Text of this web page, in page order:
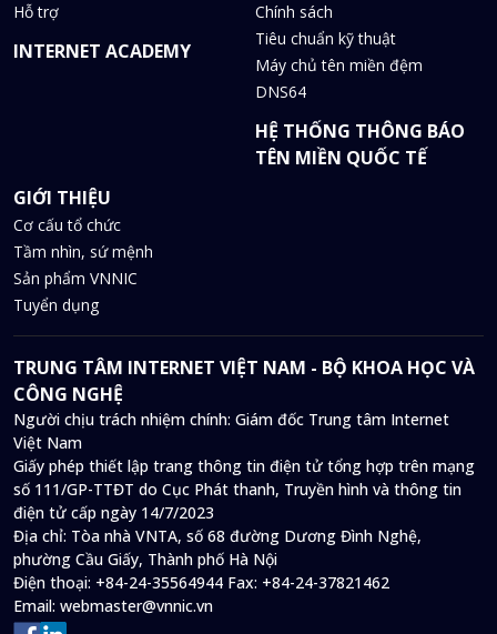
Hỗ trợ
INTERNET ACADEMY
Chính sách
Tiêu chuẩn kỹ thuật
Máy chủ tên miền đệm
DNS64
HỆ THỐNG THÔNG BÁO
TÊN MIỀN QUỐC TẾ
GIỚI THIỆU
Cơ cấu tổ chức
Tầm nhìn, sứ mệnh
Sản phẩm VNNIC
Tuyển dụng
TRUNG TÂM INTERNET VIỆT NAM - BỘ KHOA HỌC VÀ
CÔNG NGHỆ
Người chịu trách nhiệm chính: Giám đốc Trung tâm Internet
Việt Nam
Giấy phép thiết lập trang thông tin điện tử tổng hợp trên mạng
số 111/GP-TTĐT do Cục Phát thanh, Truyền hình và thông tin
điện tử cấp ngày 14/7/2023
Địa chỉ: Tòa nhà VNTA, số 68 đường Dương Đình Nghệ,
phường Cầu Giấy, Thành phố Hà Nội
Điện thoại: +84-24-35564944 Fax: +84-24-37821462
Email: webmaster@vnnic.vn